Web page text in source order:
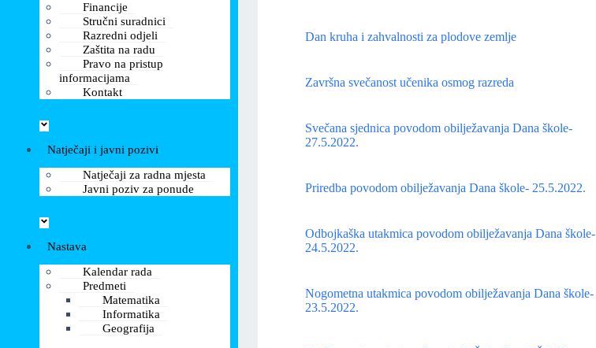
Dan kruha i zahvalnosti za plodove zemlje
Završna svečanost učenika osmog razreda
Svečana sjednica povodom obilježavanja Dana škole-
27.5.2022.
Priredba povodom obilježavanja Dana škole- 25.5.2022.
Odbojkaška utakmica povodom obilježavanja Dana škole-
24.5.2022.
Nogometna utakmica povodom obilježavanja Dana škole-
23.5.2022.
Financije
Stručni suradnici
Razredni odjeli
Zaštita na radu
Pravo na pristup
informacijama
Kontakt
Natječaji i javni pozivi
Natječaji za radna mjesta
Javni poziv za ponude
Nastava
Kalendar rada
Predmeti
Matematika
Informatika
Geografija